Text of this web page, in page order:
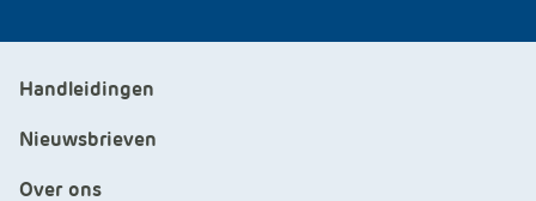
Handleidingen
Nieuwsbrieven
Over ons